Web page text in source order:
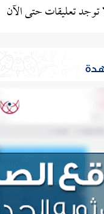
توجد تعليقات حتى الآن